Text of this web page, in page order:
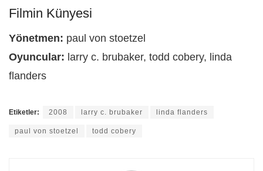
Filmin Künyesi
Yönetmen: paul von stoetzel
Oyuncular: larry c. brubaker, todd cobery, linda
flanders
Etiketler: 2008 larry c. brubaker linda flanders
paul von stoetzel todd cobery